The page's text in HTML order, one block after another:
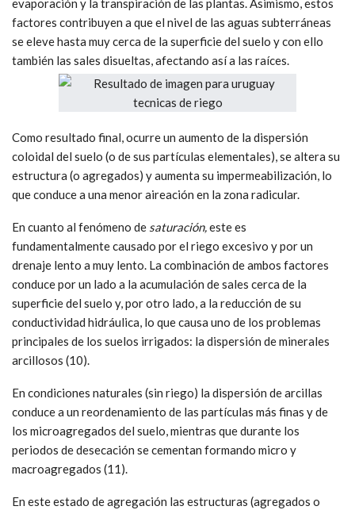
evaporación y la transpiración de las plantas. Asimismo, estos
factores contribuyen a que el nivel de las aguas subterráneas
se eleve hasta muy cerca de la superficie del suelo y con ello
también las sales disueltas, afectando así a las raíces.
Como resultado final, ocurre un aumento de la dispersión
coloidal del suelo (o de sus partículas elementales), se altera su
estructura (o agregados) y aumenta su impermeabilización, lo
que conduce a una menor aireación en la zona radicular.
En cuanto al fenómeno de saturación,este es
fundamentalmente causado por el riego excesivo y por un
drenaje lento a muy lento. La combinación de ambos factores
conduce por un lado a la acumulación de sales cerca de la
superficie del suelo y, por otro lado, a la reducción de su
conductividad hidráulica, lo que causa uno de los problemas
principales de los suelos irrigados: la dispersión de minerales
arcillosos (10).
En condiciones naturales (sin riego) la dispersión de arcillas
conduce a un reordenamiento de las partículas más finas y de
los microagregados del suelo, mientras que durante los
periodos de desecación se cementan formando micro y
macroagregados (11).
En este estado de agregación las estructuras (agregados o